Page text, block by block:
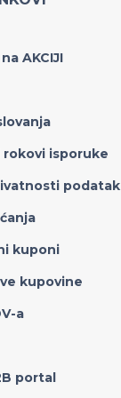
AKCIJI
rokovi isporuke
kuponi
kupovine
a
portal